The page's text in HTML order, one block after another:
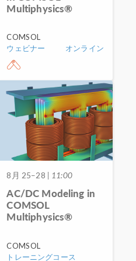
Multiphysics®
COMSOL
ウェビナー
オンライン
8月 25–28 | 11:00
AC/DC Modeling in
COMSOL
Multiphysics®
COMSOL
トレーニングコース